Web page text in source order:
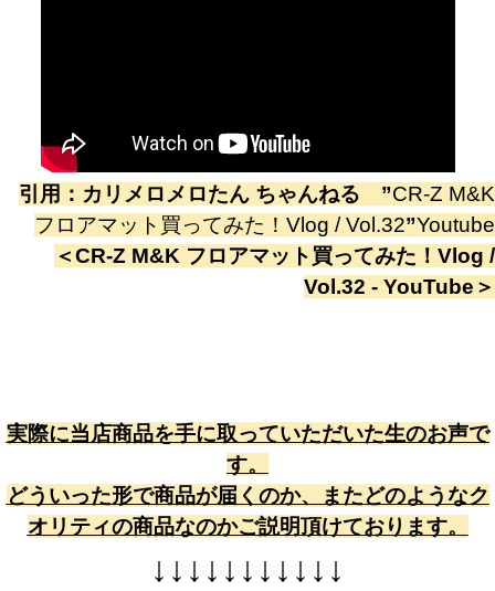
引用： カリメロメロたん ちゃんねる ”CR-Z M&K
フロアマット買ってみた！Vlog / Vol.32”Youtube
＜CR-Z M&K フロアマット買ってみた！Vlog /
Vol.32 - YouTube ＞
実際に当店商品を手に取っていただいた生のお声で
す。
どういった形で商品が届くのか、またどのようなク
オリティの商品なのかご説明頂けております。
↓ ↓ ↓ ↓ ↓ ↓ ↓ ↓ ↓ ↓ ↓